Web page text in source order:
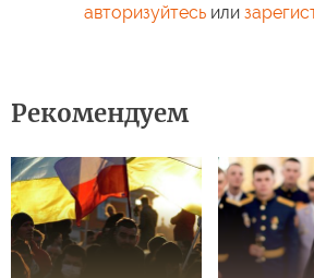
авторизуйтесьили
Рекомендуем